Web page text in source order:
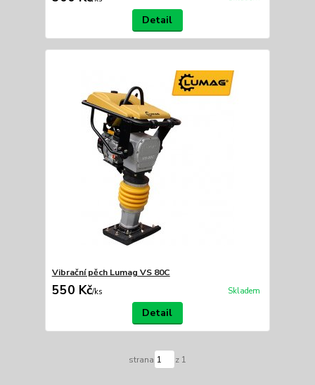
Detail
Vibrační pěch Lumag VS 80C
550 Kč/ks Skladem
Detail
strana z 1